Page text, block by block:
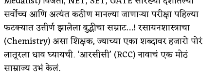
सर्वोच्च आणि अत्यंत कठीण मानल्या जाणाऱ्या परीक्षा पहिल्या
फटक्यात उत्तीर्ण झालेला बुद्धीचा सम्राट…! रसायनशास्त्राचा
(Chemistry) असा शिक्षक, ज्याच्या एका शब्दावर हजारो पोरं
लातूरला धाव घ्यायची. ‘आरसीसी’ (RCC) नावाचं एक मोठं
साम्राज्य उभं केलं.